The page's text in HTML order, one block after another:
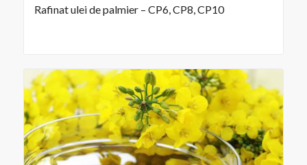
Rafinat ulei de palmier – CP6, CP8, CP10